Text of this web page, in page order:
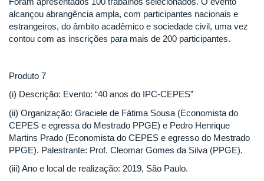
alcançou abrangência ampla, com participantes nacionais e
estrangeiros, do âmbito acadêmico e sociedade civil, uma vez
contou com as inscrições para mais de 200 participantes.
Produto 7
(i) Descrição: Evento: “40 anos do IPC-CEPES”
(ii) Organização: Graciele de Fátima Sousa (Economista do
CEPES e egressa do Mestrado PPGE) e Pedro Henrique
Martins Prado (Economista do CEPES e egresso do Mestrado
PPGE). Palestrante: Prof. Cleomar Gomes da Silva (PPGE).
(iii) Ano e local de realização: 2019, São Paulo.